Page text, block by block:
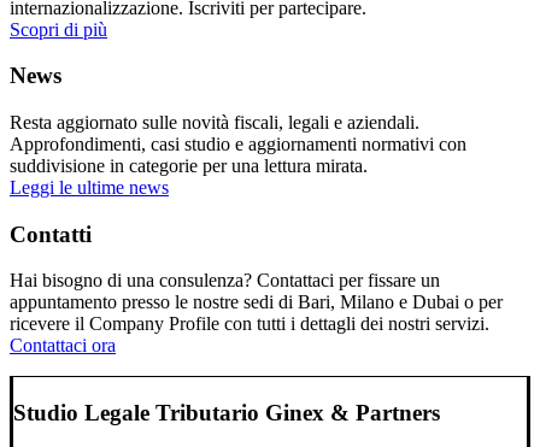
internazionalizzazione. Iscriviti per partecipare.
Scopri di più
News
Resta aggiornato sulle novità fiscali, legali e aziendali.
Approfondimenti, casi studio e aggiornamenti normativi con
suddivisione in categorie per una lettura mirata.
Leggi le ultime news
Contatti
Hai bisogno di una consulenza? Contattaci per fissare un
appuntamento presso le nostre sedi di Bari, Milano e Dubai o per
ricevere il Company Profile con tutti i dettagli dei nostri servizi.
Contattaci ora
Studio Legale Tributario Ginex & Partners